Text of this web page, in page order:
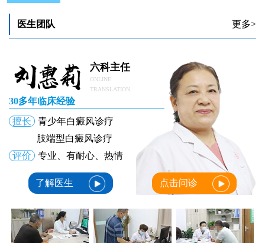
医生团队 更多>
六科主任
ONLINE
TRANSLATION
30多年临床经验
擅长
青少年白癜风诊疗
肢端型白癜风诊疗
评价
专业、有耐心、热情
了解医生 点击问诊